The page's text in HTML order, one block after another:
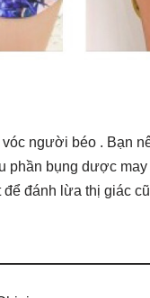
người béo . Bạn
phần bụng dược
đánh lừa thị giác